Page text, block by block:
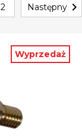
2 Następny
Wyprzedaż